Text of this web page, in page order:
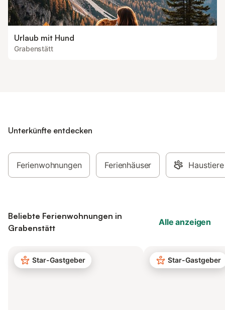
Urlaub mit Hund
Grabenstätt
Unterkünfte entdecken
Ferienwohnungen Ferienhäuser
Beliebte Ferienwohnungen in
Grabenstätt
Alle anzeigen
Star-Gastgeber Star-Gastgeber